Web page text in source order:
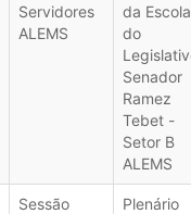
Servidores
ALEMS
da Escola
do
Senador
Ramez
Tebet -
Setor B
ALEMS
Sessão
Plenário